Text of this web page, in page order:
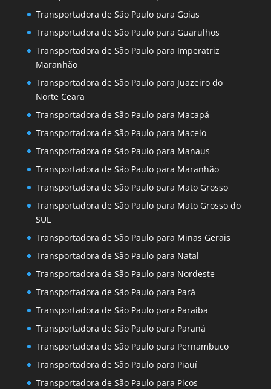
Transportadora de São Paulo para Goias
Transportadora de São Paulo para Guarulhos
Transportadora de São Paulo para Imperatriz
Maranhão
Transportadora de São Paulo para Juazeiro do
Norte Ceara
Transportadora de São Paulo para Macapá
Transportadora de São Paulo para Maceio
Transportadora de São Paulo para Manaus
Transportadora de São Paulo para Maranhão
Transportadora de São Paulo para Mato Grosso
Transportadora de São Paulo para Mato Grosso do
SUL
Transportadora de São Paulo para Minas Gerais
Transportadora de São Paulo para Natal
Transportadora de São Paulo para Nordeste
Transportadora de São Paulo para Pará
Transportadora de São Paulo para Paraiba
Transportadora de São Paulo para Paraná
Transportadora de São Paulo para Pernambuco
Transportadora de São Paulo para Piauí
Transportadora de São Paulo para Picos